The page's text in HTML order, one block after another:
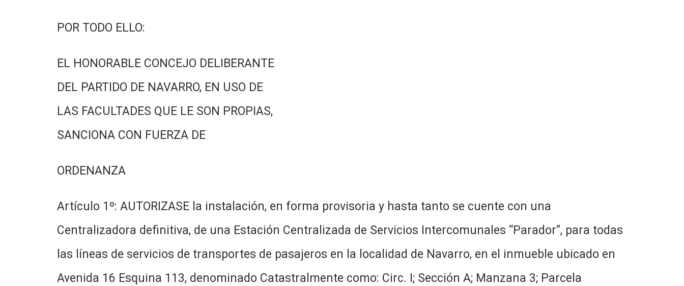
POR TODO ELLO:
EL HONORABLE CONCEJO DELIBERANTE
DEL PARTIDO DE NAVARRO, EN USO DE
LAS FACULTADES QUE LE SON PROPIAS,
SANCIONA CON FUERZA DE
ORDENANZA
Artículo 1º: AUTORIZASE la instalación, en forma provisoria y hasta tanto se cuente con una
Centralizadora definitiva, de una Estación Centralizada de Servicios Intercomunales “Parador”, para todas
las líneas de servicios de transportes de pasajeros en la localidad de Navarro, en el inmueble ubicado en
Avenida 16 Esquina 113, denominado Catastralmente como: Circ. I; Sección A; Manzana 3; Parcela